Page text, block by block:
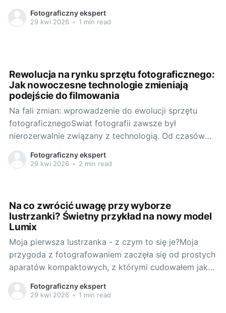
na początku swojej fotograficznej przygody, może
być prawdziwym wyzwaniem. Pamiętam swoje
się, na co zwracać
Fotograficzny ekspert
29 kwi 2026 • 1 min read
Rewolucja na rynku sprzętu fotograficznego:
Jak nowoczesne technologie zmieniają
podejście do filmowania
Na fali zmian: wprowadzenie do ewolucji sprzętu
fotograficznegoSwiat fotografii zawsze był
nierozerwalnie związany z technologią. Od czasów
srebrosoli i prób fotografiowania przy pomocy kamer
obscura, aż po dzisiejsze aparaty cyfrowe i sony fx30
technologii początkowo stosowane w fotografiiPo
Fotograficzny ekspert
29 kwi 2026 • 2 min read
Na co zwrócić uwagę przy wyborze
lustrzanki? Świetny przykład na nowy model
Lumix
Moja pierwsza lustrzanka - z czym to się je?Moja
przygoda z fotografowaniem zaczęła się od prostych
aparatów kompaktowych, z którymi cudowałem jak
mogłem. Z czasem jednak zrozumiałem, że aby robić
prawdziwe zdjęcia, potrzebuję prawdziwego
Fotograficzny ekspert
29 kwi 2026 • 1 min read